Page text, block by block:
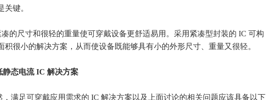
关键。
凑的尺寸和很轻的重量使可穿戴设备更舒适易用。采用紧凑型封装的 IC 可构
积很小的解决方案，从而使设备既能够具有小的外形尺寸、重量又很轻。
静态电流 IC 解决方案
，满足可穿戴应用需求的 IC 解决方案以及上面讨论的相关问题应该具备以下